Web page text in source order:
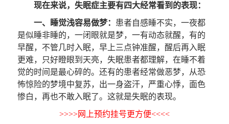
现在来说，失眠症主要有四大经常看到的表现：
一、睡觉浅容易做梦： 患者自感睡不实，一夜都
是似睡非睡的，一闭眼就是梦，一有动态就醒，有的
早醒，不管几时入眠，早上三点钟准醒，醒后再入眠
更难，只好瞪眼到天亮，失眠患者都理解，在睡不着
觉的时间是最心碎的。还有的患者经常做恶梦，从恐
怖惊险的梦境中复苏，出一身盗汗，严重心悸，面色
惨白，再也不敢入眠了。这就是失眠的表现。
>>>>网上预约挂号更方便<<<<